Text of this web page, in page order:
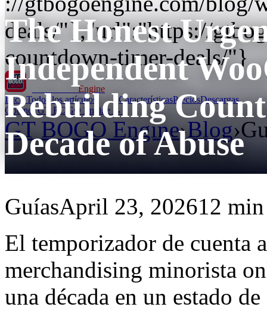
deals/"},"url":"https://
countdown-timer-deals/"}
GT BOGOEngine
InicioTodos los artículos CaracterísticasPreciosDescargas
Obtener GT BOGO Engine →
GT BOGO Engine›Blog›
The Honest
Independent
Rebuilding
Decade of Abuse
GuíasApril 23, 202612
El temporizador de cuenta
merchandising minorista
una década en un estado